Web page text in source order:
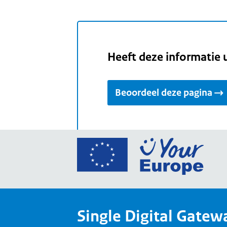
Heeft deze informatie
Beoordeel deze pagina
Ga
Your
Single Digital